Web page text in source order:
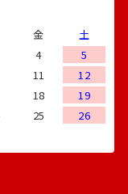
金
土
4
5
11
12
18
19
25
26